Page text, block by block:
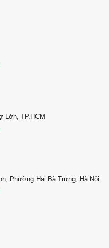
Lớn, TP.HCM
Phường Hai Bà Trưng, Hà Nội